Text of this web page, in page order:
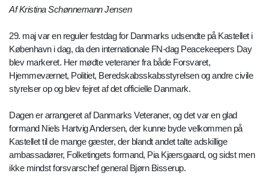
Af Kristina Schønnemann Jensen
29. maj var en reguler festdag for Danmarks udsendte på Kastellet i
København i dag, da den internationale FN-dag Peacekeepers Day
blev markeret. Her mødte veteraner fra både Forsvaret,
Hjemmeværnet, Politiet, Beredskabsskabsstyrelsen og andre civile
styrelser op og blev fejret af det officielle Danmark.
Dagen er arrangeret af Danmarks Veteraner, og det var en glad
formand Niels Hartvig Andersen, der kunne byde velkommen på
Kastellet til de mange gæster, der blandt andet talte adskillige
ambassadører, Folketingets formand, Pia Kjærsgaard, og sidst men
ikke mindst forsvarschef general Bjørn Bisserup.